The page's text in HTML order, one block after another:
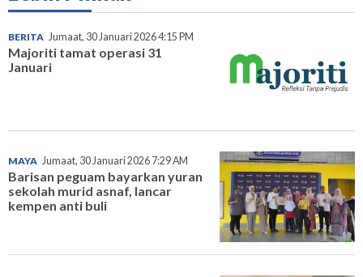
BERITA Jumaat, 30 Januari 2026 4:15 PM
Majoriti tamat operasi 31
Januari
MAYA Jumaat, 30 Januari 2026 7:29 AM
Barisan peguam bayarkan yuran
sekolah murid asnaf, lancar
kempen anti buli